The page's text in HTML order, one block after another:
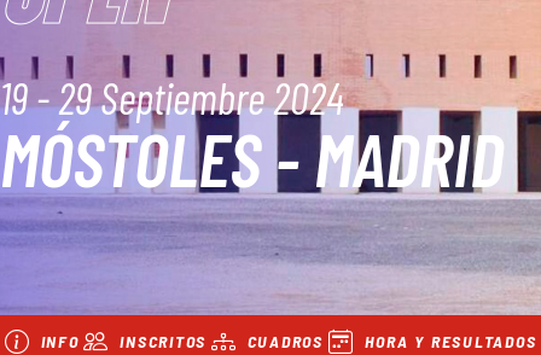
19 - 29 Septiembre 2024
MÓSTOLES - MADRID
INFO INSCRITOS CUADROS HORA Y RESULTADOS